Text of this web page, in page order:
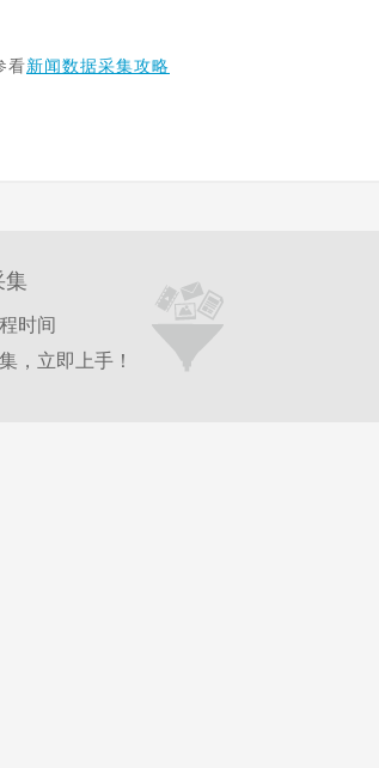
看新闻数据采集攻略
时间
，立即上手！